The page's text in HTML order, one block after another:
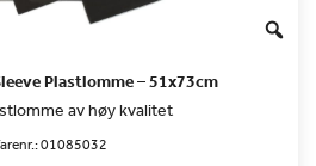
Plastlomme – 51x73cm
av høy kvalitet
01085032